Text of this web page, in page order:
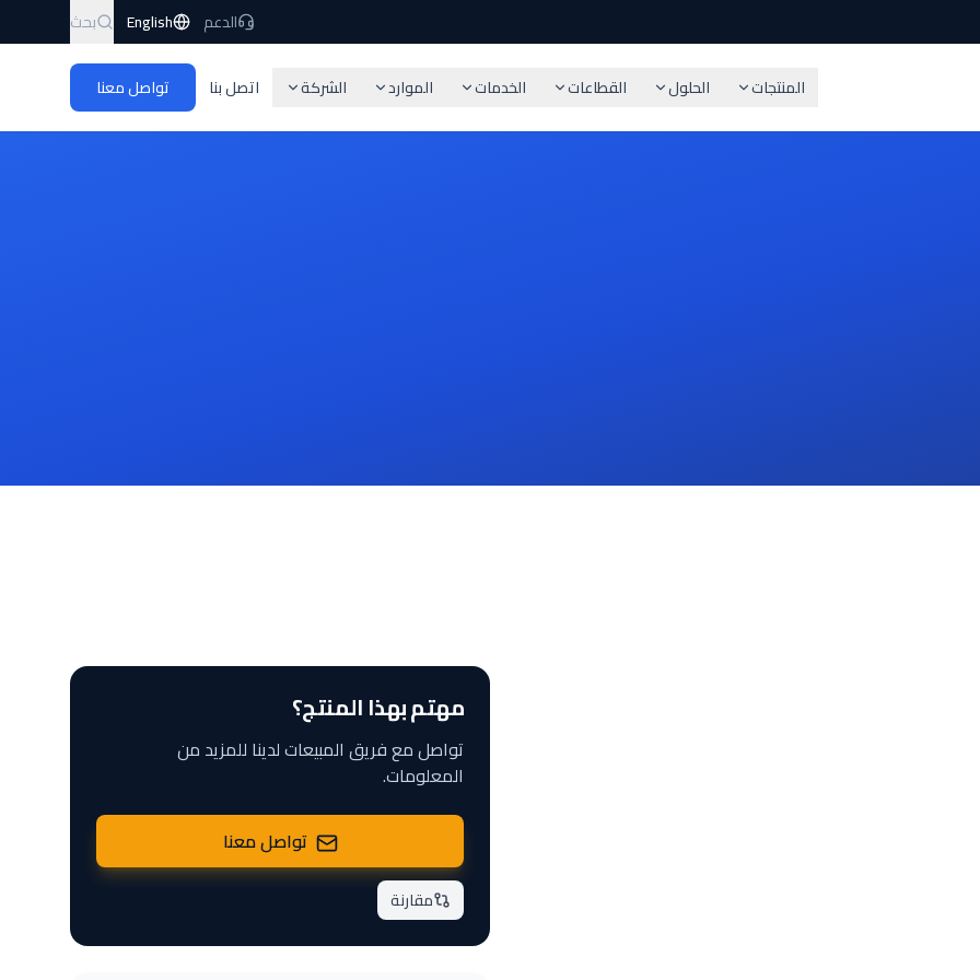
الدعم English بحث
المنتجات الحلول القطاعات الخدمات الموارد الشركة اتصل بنا تواصل معنا
مهتم بهذا المنتج؟
تواصل مع فريق المبيعات لدينا للمزيد من
المعلومات.
تواصل معنا
مقارنة